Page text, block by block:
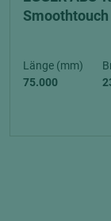
Smoothtouch
Länge (mm)
75.000